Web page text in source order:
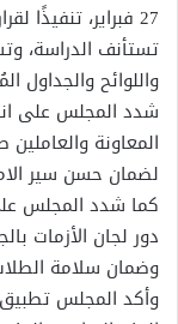
27 فبراير، تنفيذًا
تستأنف الدراسة،
واللوائح والجداول
شدد المجلس على
المعاونة
لضمان حسن سير
كما شدد المجلس على
دور لجان الأزمات
وضمان سلامة
وأكد المجلس تطبيق